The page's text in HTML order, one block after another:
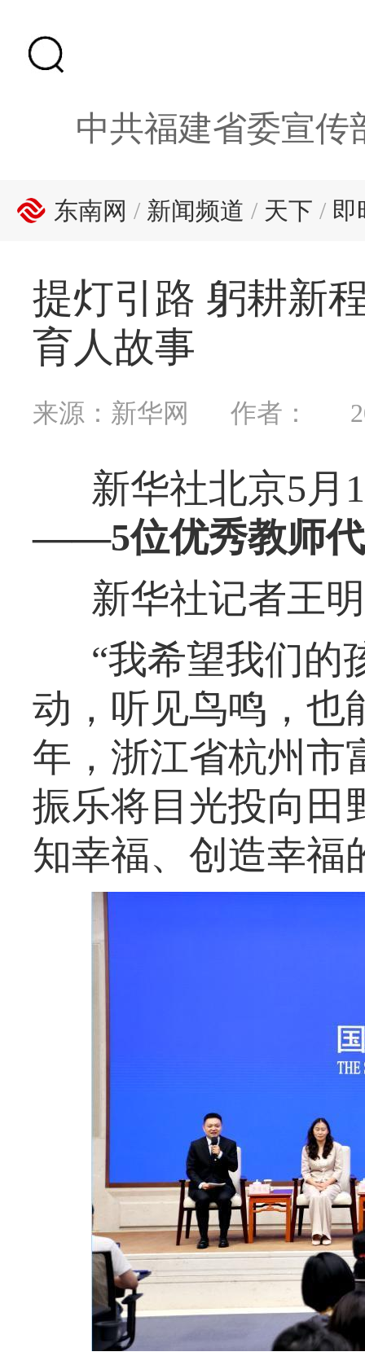
中共福建省委宣传
东南网 / 新闻频道 / 天下 / 即
提灯引路 躬耕新
育人故事
来源：新华网 作者：
新华社北京5月
——5位优秀教师代
新华社记者王
“我希望我们的
动，听见鸟鸣，也
年，浙江省杭州市
振乐将目光投向田
知幸福、创造幸福